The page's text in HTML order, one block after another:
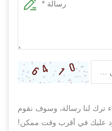
ترك لنا رسالة، وسوف نقوم
عليك في أقرب وقت ممكن!